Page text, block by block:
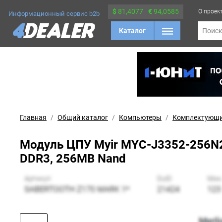
Информационный сервис b2b $ 81,4077 €94,0585
Каталог
О
Поиск
Главная Общий каталог Компьютеры
Модуль ЦПУ Myir MYC-J3352-
DDR3, 256MB Nand